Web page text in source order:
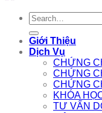
Search
for:
Giới Thiệu
Dịch Vụ
CHỨNG
CHỨNG
CHỨNG
KHÓA
TƯ VẤN